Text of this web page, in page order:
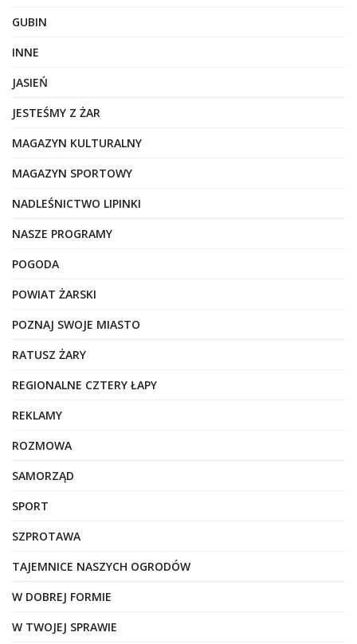
GUBIN
INNE
JASIEŃ
JESTEŚMY Z ŻAR
MAGAZYN KULTURALNY
MAGAZYN SPORTOWY
NADLEŚNICTWO LIPINKI
NASZE PROGRAMY
POGODA
POWIAT ŻARSKI
POZNAJ SWOJE MIASTO
RATUSZ ŻARY
REGIONALNE CZTERY ŁAPY
REKLAMY
ROZMOWA
SAMORZĄD
SPORT
SZPROTAWA
TAJEMNICE NASZYCH OGRODÓW
W DOBREJ FORMIE
W TWOJEJ SPRAWIE